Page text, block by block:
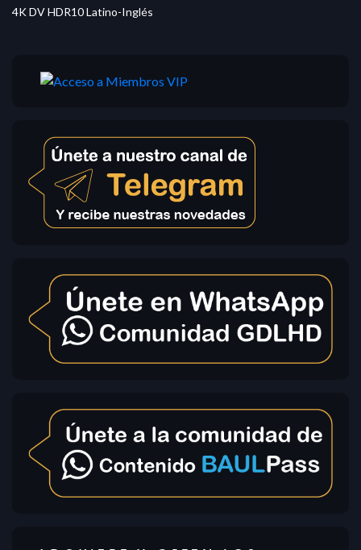
4K DV HDR10 Latino-Inglés